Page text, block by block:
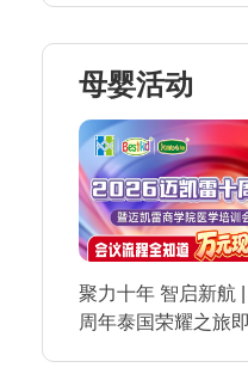
母婴活动
聚力十年 智启新航
周年泰国荣耀之旅